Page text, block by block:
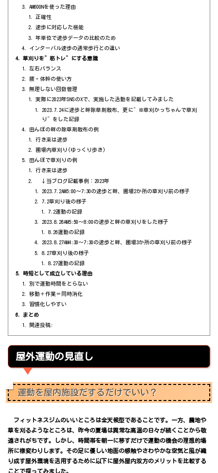
AM600Nを使った理由
正確性
速歩に対応した機能
年単位で速歩データの比較のため
インターバル速歩の通常歩行との違い
草刈りを”筋トレ”にする意識
左右バランス
腰・体幹の使い方
無理しない回数管理
実際に2023年SNSのXで、実施した活動を記載してみました
2023.7.24に速歩と畔除草剤散布、更に”※草刈かっちゃんで草刈
り”をした記録
田んぼの畔の除草剤散布の例
行き来は速歩
圃場内草刈り(ゆっくり歩き)
田んぼで草刈りの例
行き来は速歩
↓当ブログ記載事例：2023年
2023.7.2AM5:00～7:30の速歩と畔、圃場2か所の草刈り前の様子
7.2草刈り後の様子
7.2運動の記録
2023.8.26AM5:50～8:00の速歩と畔の草刈りをした様子
8.26運動の記録
2023.8.27AM4:30～7:30の速歩と畔、圃場3か所の草刈り前の様子
8.27草刈り後の様子
8.27運動の記録
時短として成立している理由
別で運動時間をとらない
移動＋作業＝同時消化
習慣化しやすい
まとめ
関連投稿:
屋外運動の見直し
運動を屋内施設だするだけでいい？
フィットネスジムのいいところは全天候型であることです。一方、農地や
草を刈るようなところは、昨今の夏場は異常な高温の日々が続くことから敬
遠されがちです。しかし、時間帯を朝一に移すだけで運動の機会の理想的場
所に様変わりします。その足に優しい地面の感触やさわやかな空気と風が織
り成す屋外環境を活用するために以下に屋外屋内双方のメリットを比較する
ことで探ってみました。